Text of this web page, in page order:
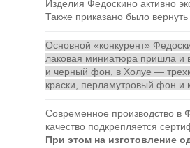
Изделия Федоскино активно
Также приказано было
Основной «конкурент»
лаковая миниатюра пришла и
и черный фон, в Холуе —
краски, перламутровый фон и
Современное производство в
качество подкрепляется
При этом на изготовление